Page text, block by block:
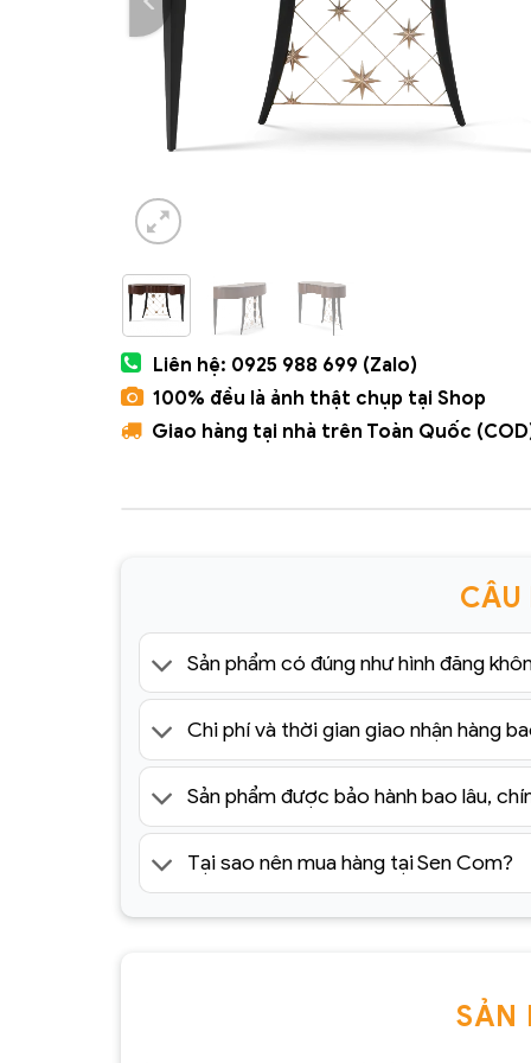
Liên hệ: 0925 988 699 (Zalo)
100% đều là ảnh thật chụp tại Shop
Giao hàng tại nhà trên Toàn Quốc
CÂU
Sản phẩm có đúng như hình đăng
Chi phí và thời gian giao nhận hàng
Sản phẩm được bảo hành bao lâu,
Tại sao nên mua hàng tại Sen Com?
SẢN